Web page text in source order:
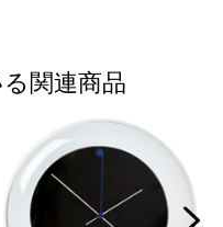
関連商品